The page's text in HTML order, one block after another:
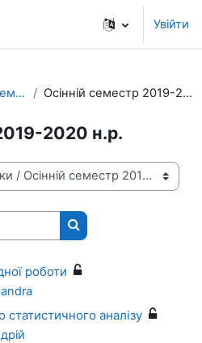
Увійти
Кафедра математики Осінній семестр 2019-2020 н.р.
2020 н.р.
Пошук курсів
роботи
статистичного аналізу